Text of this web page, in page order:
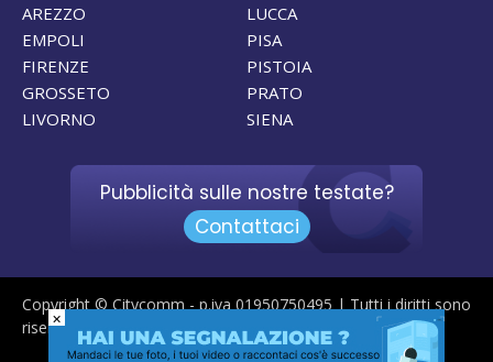
AREZZO
EMPOLI
FIRENZE
GROSSETO
LIVORNO
LUCCA
PISA
PISTOIA
PRATO
SIENA
Pubblicità sulle nostre testate?
Contattaci
Copyright © Citycomm - p.iva 01950750495 | Tutti i diritti sono
riservati
×